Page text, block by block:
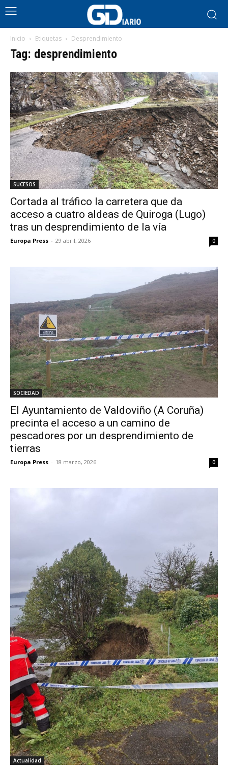
Inicio Etiquetas Desprendimiento
Tag: desprendimiento
SUCESOS
Cortada al tráfico la carretera que da
acceso a cuatro aldeas de Quiroga (Lugo)
tras un desprendimiento de la vía
Europa Press - 29 abril, 2026 0
SOCIEDAD
El Ayuntamiento de Valdoviño (A Coruña)
precinta el acceso a un camino de
pescadores por un desprendimiento de
tierras
Europa Press - 18 marzo, 2026 0
Actualidad